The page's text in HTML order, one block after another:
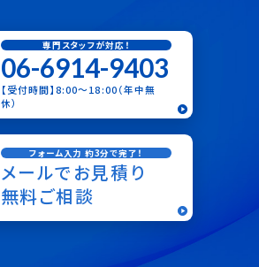
専門スタッフが対応！
06-6914-9403
【受付時間】8:00〜18:00（年中無
休）
フォーム入力 約3分で完了！
メールでお見積り
無料ご相談